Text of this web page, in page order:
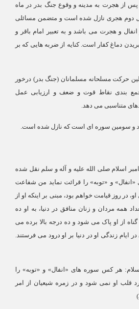
از هجرت به مدينه و وقوع جنگ بدر در ماه
دوم هجرى نازل شده است و متضمن مسائلى
و هجرت مى‏ باشد و به تعبير امام باقر و
دماغ كفار است. كنايه از ضربه ‏هایى كه بر
حركت مسلحانه مسلمانان (جنگ بدر) درخور
‏بندى نقاط قوت و ضعف و ارزيابى عمل
متناسبى مى‏ دهد.
.
اسلام صلی الله علیه و آله و سلم نقل شده
و «توبه» را قرائت نماید من شفاعت
در روز قیامت خواهم بود، مبنی بر اینکه او از
همه مردان و زنان منافق در دنیا، به او ده
از او پاک می شود و ده درجه بالا برده می
زندگی او در دنیا بر او درود می فرستند.
هر کس سوره های «انفال» و «توبه» را
قلب او نمی شود و در زمره شیعیان از امر